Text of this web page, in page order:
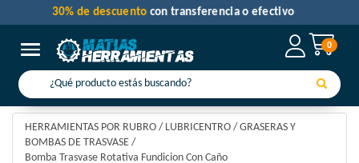
0
Toggle navigation
30% de descuentocon transferencia o efectivo
HERRAMIENTAS POR RUBRO / LUBRICENTRO / GRASERAS Y
BOMBAS DE TRASVASE /
Bomba Trasvase Rotativa Fundicion Con Caño